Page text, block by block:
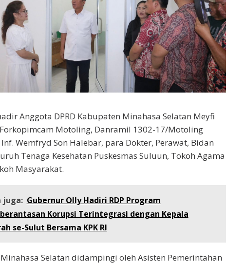
Anggota DPRD Kabupaten Minahasa Selatan Meyfi
Motoling, Danramil 1302-17/Motoling
Wemfryd Son Halebar, para Dokter, Perawat, Bidan
Tenaga Kesehatan Puskesmas Suluun, Tokoh Agama
Masyarakat.
juga: Gubernur Olly Hadiri RDP Program
Korupsi Terintegrasi dengan Kepala
se-Sulut Bersama KPK RI
Selatan didampingi oleh Asisten Pemerintahan